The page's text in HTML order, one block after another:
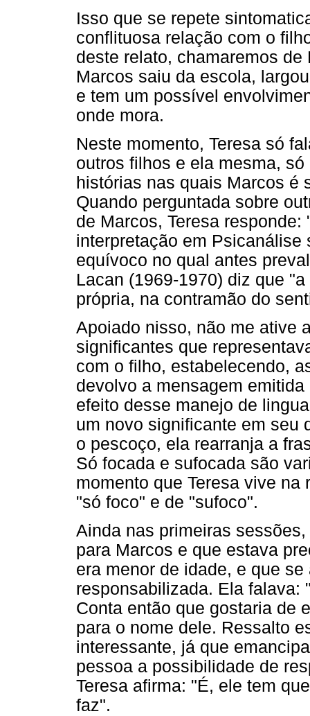
Isso que se repete
conflituosa relação com o
deste relato, chamaremos
Marcos saiu da escola,
e tem um possível
onde mora.
Neste momento, Teresa só
outros filhos e ela mesma,
histórias nas quais Marcos é
Quando perguntada sobre
de Marcos, Teresa
interpretação em
equívoco no qual antes
Lacan (1969-1970) diz que
própria, na contramão do
Apoiado nisso, não me ative
significantes que
com o filho, estabelecendo,
devolvo a mensagem
efeito desse manejo de
um novo significante em seu
o pescoço, ela rearranja a
Só focada e sufocada são
momento que Teresa vive
"só foco" e de "sufoco".
Ainda nas primeiras
para Marcos e que estava
era menor de idade, e que
responsabilizada. Ela falava:
Conta então que gostaria de
para o nome dele. Ressalto
interessante, já que
pessoa a possibilidade de
Teresa afirma: "É, ele tem
faz".